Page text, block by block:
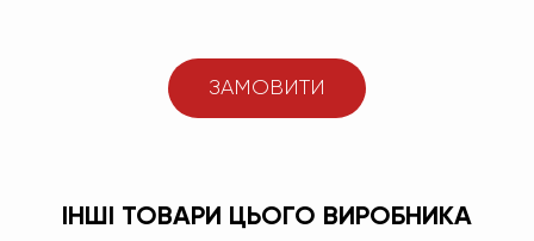
ЗАМОВИТИ
ІНШІ ТОВАРИ ЦЬОГО ВИРОБНИКА